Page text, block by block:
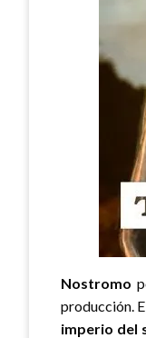
Nostromo
producción.
imperio del